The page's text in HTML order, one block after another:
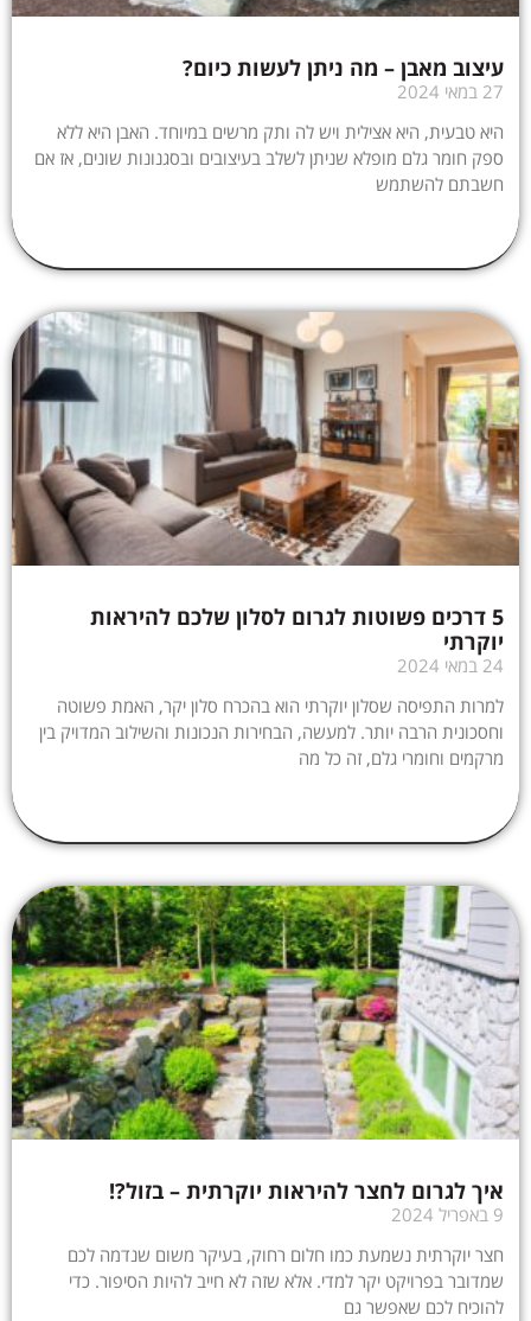
עיצוב מאבן – מה ניתן לעשות כיום?
27 במאי 2024
היא טבעית, היא אצילית ויש לה ותק מרשים במיוחד. האבן היא ללא
ספק חומר גלם מופלא שניתן לשלב בעיצובים ובסגנונות שונים, אז אם
חשבתם להשתמש
5 דרכים פשוטות לגרום לסלון שלכם להיראות
יוקרתי
24 במאי 2024
למרות התפיסה שסלון יוקרתי הוא בהכרח סלון יקר, האמת פשוטה
וחסכונית הרבה יותר. למעשה, הבחירות הנכונות והשילוב המדויק בין
מרקמים וחומרי גלם, זה כל מה
איך לגרום לחצר להיראות יוקרתית – בזול?!
9 באפריל 2024
חצר יוקרתית נשמעת כמו חלום רחוק, בעיקר משום שנדמה לכם
שמדובר בפרויקט יקר למדי. אלא שזה לא חייב להיות הסיפור. כדי
להוכיח לכם שאפשר גם